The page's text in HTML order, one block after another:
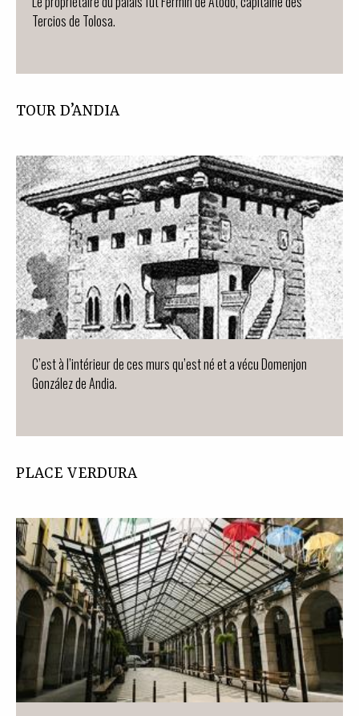
Tercios de Tolosa.
TOUR D’ANDIA
C’est à l’intérieur de ces murs qu’est né et a vécu Domenjon
González de Andia.
PLACE VERDURA